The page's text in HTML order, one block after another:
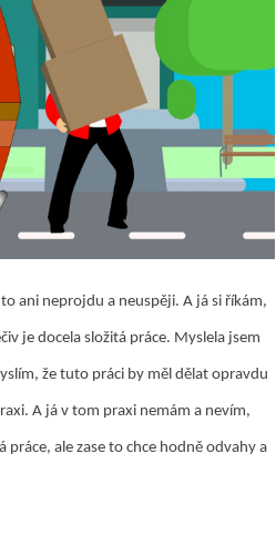
ani neprojdu a neuspěji. A já si říkám,
je docela složitá práce. Myslela jsem
že tuto práci by měl dělat opravdu
A já v tom praxi nemám a nevím,
práce, ale zase to chce hodně odvahy a